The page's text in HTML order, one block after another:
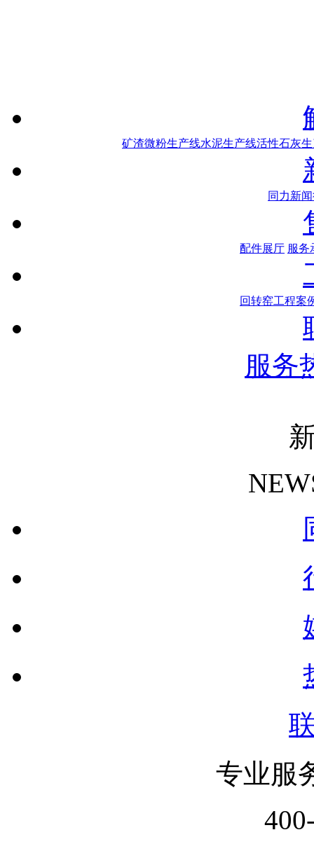
矿渣微粉生产线水泥生产线活性石灰
同力新闻
配件展厅 服务
回转窑工程案
服务
专业服